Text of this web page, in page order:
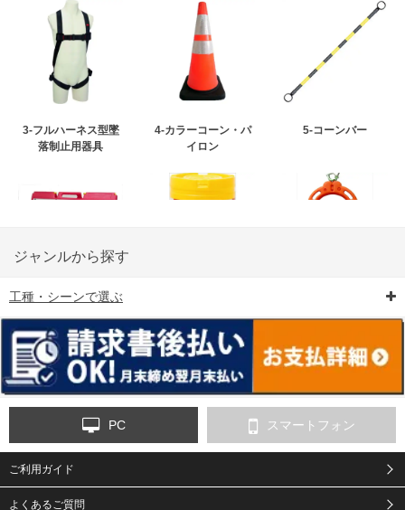
3-フルハーネス型墜
落制止用器具
4-カラーコーン・パ
イロン
5-コーンバー
6-矢印板/LED矢印板
ンス
9-点字マット・タイ
ジャンルから探す
工種・シーンで選ぶ
PC スマートフォン
ご利用ガイド
よくあるご質問